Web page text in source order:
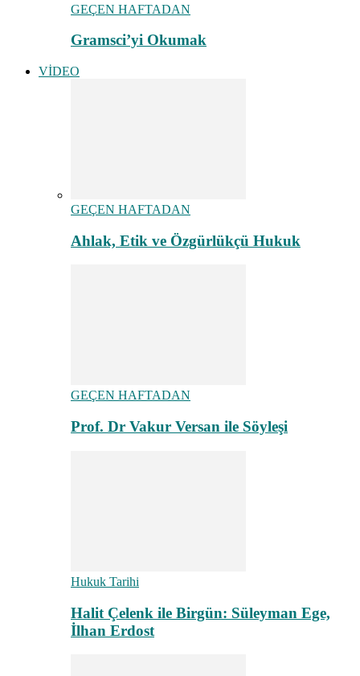
GEÇEN HAFTADAN
Gramsci’yi Okumak
VİDEO
GEÇEN HAFTADAN
Ahlak, Etik ve Özgürlükçü Hukuk
GEÇEN HAFTADAN
Prof. Dr Vakur Versan ile Söyleşi
Hukuk Tarihi
Halit Çelenk ile Birgün: Süleyman Ege,
İlhan Erdost